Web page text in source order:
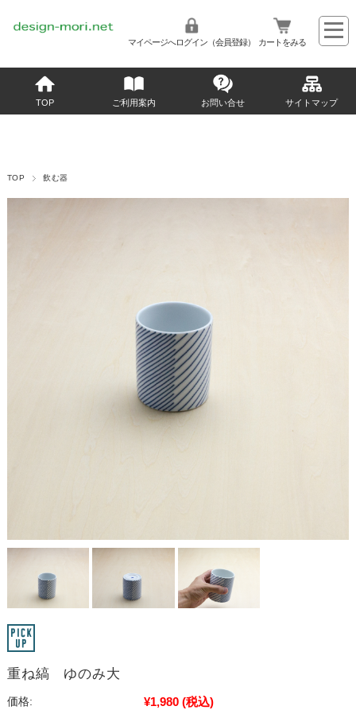
マイページへログイン（会員登録） カートをみる
TOP ご利用案内 お問い合せ サイトマップ
TOP 飲む器
重ね縞 ゆのみ大
価格: ¥1,980 (税込)